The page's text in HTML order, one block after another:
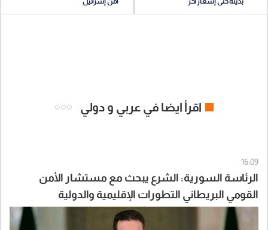
اقرأ ايضا في عربي و دولي
16:09
الرئاسة السورية: الشرع يبحث مع مستشار الأمن
القومي البريطاني التطورات الإقليمية والدولية